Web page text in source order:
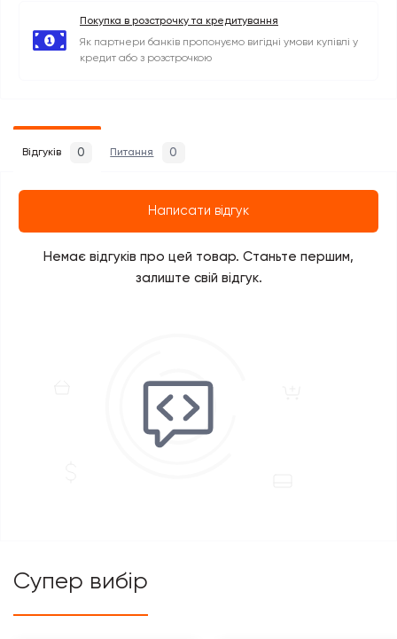
Покупка в розстрочку та кредитування
Як партнери банків пропонуємо вигідні умови купівлі у
кредит або з розстрочкою
Відгуків 0 Питання 0
Написати відгук
Немає відгуків про цей товар. Станьте першим,
залиште свій відгук.
Супер вибір